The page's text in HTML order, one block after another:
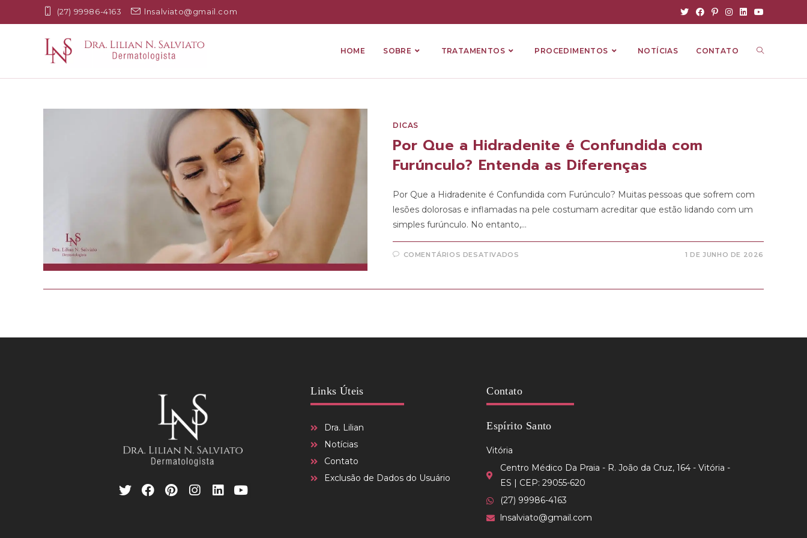
(27) 99986-4163 lnsalviato@gmail.com
HOME SOBRE TRATAMENTOS PROCEDIMENTOS NOTÍCIAS CONTATO
DICAS
Por Que a Hidradenite é Confundida com
Furúnculo? Entenda as Diferenças
Por Que a Hidradenite é Confundida com Furúnculo? Muitas pessoas que sofrem com
lesões dolorosas e inflamadas na pele costumam acreditar que estão lidando com um
simples furúnculo. No entanto,…
COMENTÁRIOS DESATIVADOS 1 DE JUNHO DE 2026
Links Úteis
Dra. Lilian
Notícias
Contato
Exclusão de Dados do Usuário
Contato
Espírito Santo
Vitória
Centro Médico Da Praia - R. João da Cruz, 164 - Vitória -
ES | CEP: 29055-620
(27) 99986-4163
lnsalviato@gmail.com